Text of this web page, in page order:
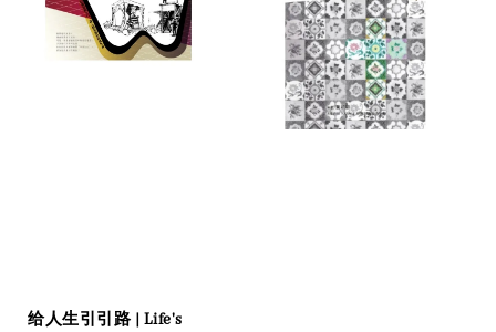
给人生引引路 | Life's